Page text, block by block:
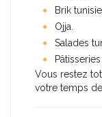
Brik
Ojja.
Salades
Vous restez
votre temps